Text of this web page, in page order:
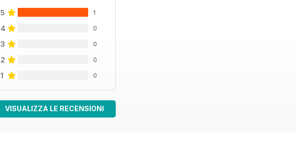
5 1
4 0
3 0
2 0
1 0
VISUALIZZA LE RECENSIONI